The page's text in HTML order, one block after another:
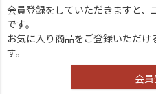
会員登録をしていただきますと
です。
お気に入り商品をご登録いただ
す。
会